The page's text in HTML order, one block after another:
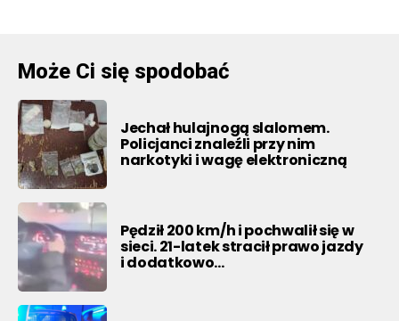
Może Ci się spodobać
Jechał hulajnogą slalomem.
Policjanci znaleźli przy nim
narkotyki i wagę elektroniczną
Pędził 200 km/h i pochwalił się w
sieci. 21-latek stracił prawo jazdy
i dodatkowo…